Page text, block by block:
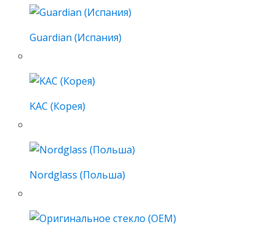
Guardian (Испания)
KAC (Корея)
Nordglass (Польша)